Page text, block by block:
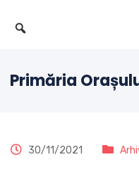
Primăria
30/11/2021